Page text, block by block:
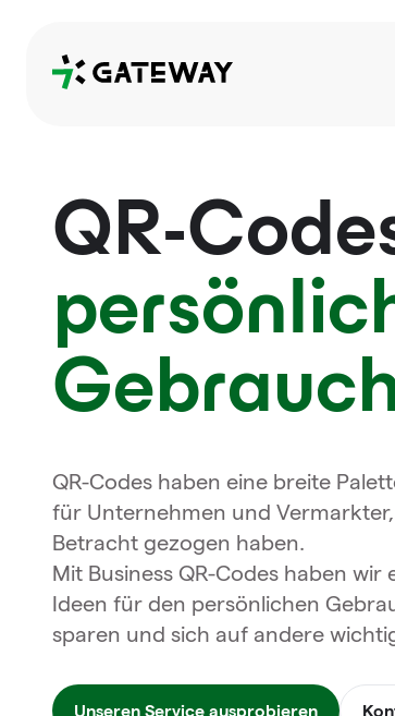
QRGateway
QR-
QR-Codes haben eine breite
für Unternehmen und
Betracht gezogen haben.
Mit Business QR-Codes haben
Ideen für den persönlichen
sparen und sich auf andere
Unseren Service ausprobieren